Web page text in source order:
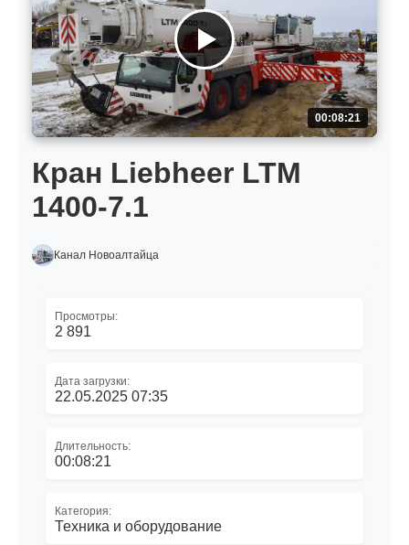
00:08:21
Кран Liebheer LTM
1400-7.1
Канал Новоалтайца
Просмотры:
2 891
Дата загрузки:
22.05.2025 07:35
Длительность:
00:08:21
Категория:
Техника и оборудование